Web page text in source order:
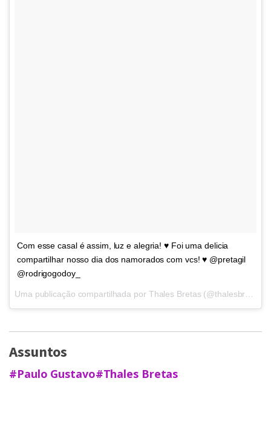
Com esse casal é assim, luz e alegria! ♥️ Foi uma delicia
compartilhar nosso dia dos namorados com vcs! ♥️ @pretagil
@rodrigogodoy_
Uma publicação compartilhada por Thales Bretas (@thalesbretas) em
Assuntos
#Paulo Gustavo#Thales Bretas